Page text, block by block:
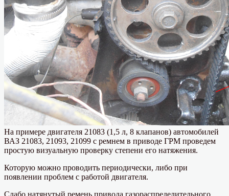
На примере двигателя 21083 (1,5 л, 8 клапанов) автомобилей
ВАЗ 21083, 21093, 21099 с ремнем в приводе ГРМ проведем
простую визуальную проверку степени его натяжения.
Которую можно проводить периодически, либо при
появлении проблем с работой двигателя.
Слабо натянутый ремень привода газораспределительного